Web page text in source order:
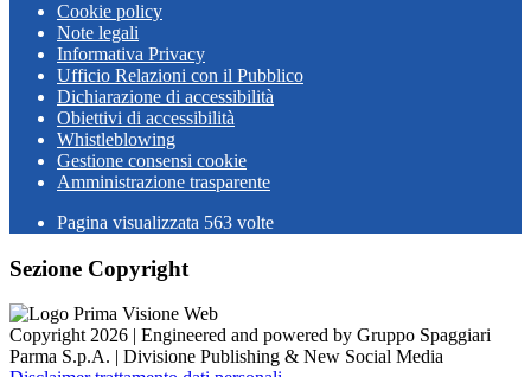
Cookie policy
Note legali
Informativa Privacy
Ufficio Relazioni con il Pubblico
Dichiarazione di accessibilità
Obiettivi di accessibilità
Whistleblowing
Gestione consensi cookie
Amministrazione trasparente
Pagina visualizzata 563 volte
Sezione Copyright
Copyright 2026 | Engineered and powered by Gruppo Spaggiari
Parma S.p.A. | Divisione Publishing & New Social Media